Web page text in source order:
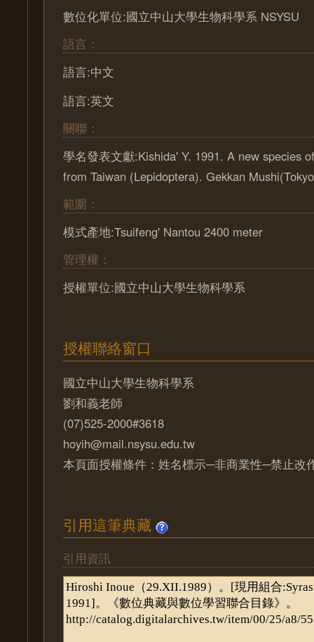
數位化單位:國立中山大學生物科學系 NSYSU
語言：
語言:中文
語言:英文
關聯：
學名發表文獻:Kishida' Y. 1991. A new species
from Taiwan (Lepidoptera). Gekkan
範圍：
模式產地:Tsuifeng' Nantou 2400 meter
管理權：
授權單位:國立中山大學生物科學系
授權聯絡窗口
國立中山大學生物科學系
劉和義老師
(07)525-2000#3618
hoyih@mail.nsysu.edu.tw
本頁面授權條件：姓名標示─非商業性─禁止改
引用這筆典藏
引用資訊